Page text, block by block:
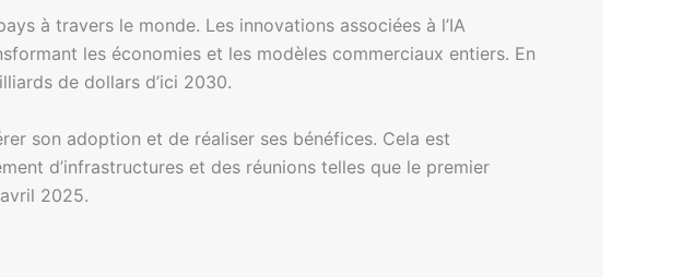
à travers le monde. Les innovations associées à l’IA
les économies et les modèles commerciaux entiers. En
de dollars d’ici 2030.
son adoption et de réaliser ses bénéfices. Cela est
d’infrastructures et des réunions telles que le premier
2025.